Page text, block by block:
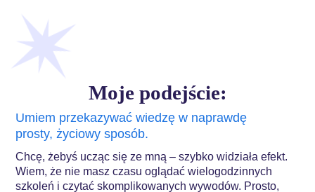
Moje podejście:
Umiem przekazywać wiedzę w naprawdę
prosty, życiowy sposób.
Chcę, żebyś ucząc się ze mną – szybko widziała efekt.
Wiem, że nie masz czasu oglądać wielogodzinnych
szkoleń i czytać skomplikowanych wywodów. Prosto,